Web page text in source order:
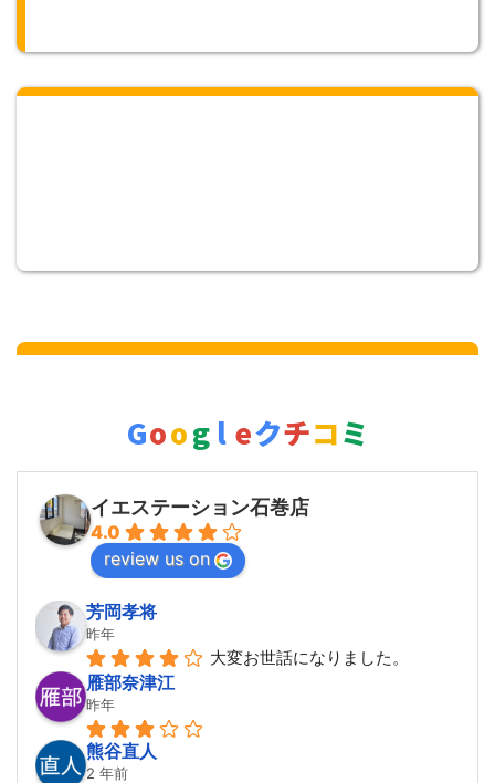
Goog l eクチコミ
イエステーション石巻店
4.0
review us on
芳岡孝将
昨年
大変お世話になりました。
雁部奈津江
昨年
熊谷直人
2 年前